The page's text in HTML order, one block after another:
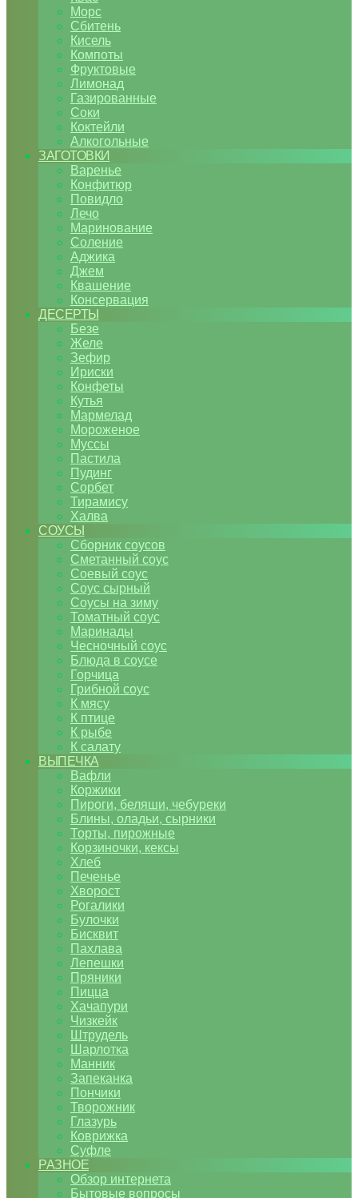
Морс
Сбитень
Кисель
Компоты
Фруктовые
Лимонад
Газированные
Соки
Коктейли
Алкогольные
ЗАГОТОВКИ
Варенье
Конфитюр
Повидло
Лечо
Маринование
Соление
Аджика
Джем
Квашение
Консервация
ДЕСЕРТЫ
Безе
Желе
Зефир
Ириски
Конфеты
Кутья
Мармелад
Мороженое
Муссы
Пастила
Пудинг
Сорбет
Тирамису
Халва
СОУСЫ
Сборник соусов
Сметанный соус
Соевый соус
Соус сырный
Соусы на зиму
Томатный соус
Маринады
Чесночный соус
Блюда в соусе
Горчица
Грибной соус
К мясу
К птице
К рыбе
К салату
ВЫПЕЧКА
Вафли
Коржики
Пироги, беляши, чебуреки
Блины, оладьи, сырники
Торты, пирожные
Корзиночки, кексы
Хлеб
Печенье
Хворост
Рогалики
Булочки
Бисквит
Пахлава
Лепешки
Пряники
Пицца
Хачапури
Чизкейк
Штрудель
Шарлотка
Манник
Запеканка
Пончики
Творожник
Глазурь
Коврижка
Суфле
РАЗНОЕ
Обзор интернета
Бытовые вопросы